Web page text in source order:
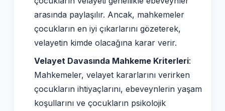
arasında paylaşılır. Ancak, mahkemeler
çocukların en iyi çıkarlarını gözeterek,
velayetin kimde olacağına karar verir.
Velayet Davasında Mahkeme Kriterleri:
Mahkemeler, velayet kararlarını verirken
çocukların ihtiyaçlarını, ebeveynlerin yaşam
koşullarını ve çocukların psikolojik